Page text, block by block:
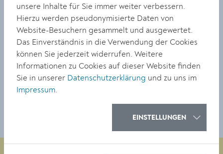
und spannenden Buch "Waldviertelmorde".
Stadtbücherei & Medieathek Krems, Körnermarkt 14,
www.krems.at/buecherei
unsere Inhalte für Sie immer weiter verbessern.
Hierzu werden pseudonymisierte Daten von
Website-Besuchern gesammelt und ausgewertet.
Das Einverständnis in die Verwendung der Cookies
können Sie jederzeit widerrufen. Weitere
Informationen zu Cookies auf dieser Website finden
Sie in unserer Datenschutzerklärung und zu uns im
Impressum.
EINSTELLUNGEN